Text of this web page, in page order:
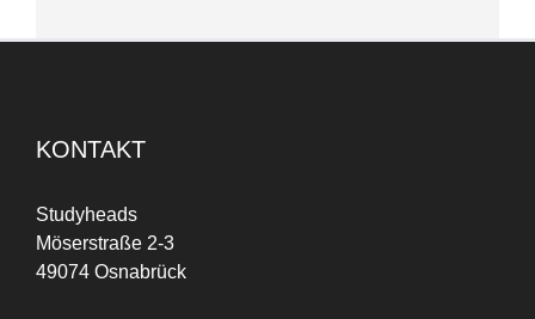
KONTAKT
Studyheads
Möserstraße 2-3
49074 Osnabrück